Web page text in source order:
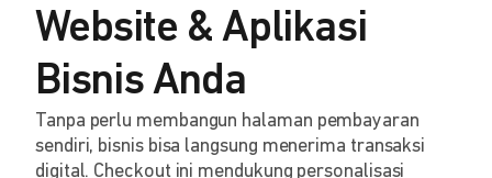
Website & Aplikasi
Bisnis Anda
Tanpa perlu membangun halaman pembayaran
sendiri, bisnis bisa langsung menerima transaksi
digital. Checkout ini mendukung personalisasi